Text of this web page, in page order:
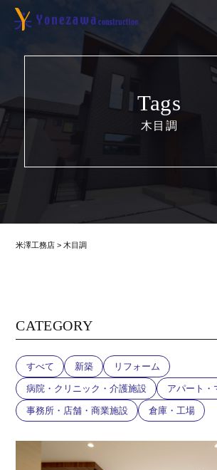
Tags
木目調
米澤工務店 >木目調
CATEGORY
すべて 新築 リフォーム
病院・クリニック・介護施設 アパート・
事務所・店舗・商業施設 倉庫・工場